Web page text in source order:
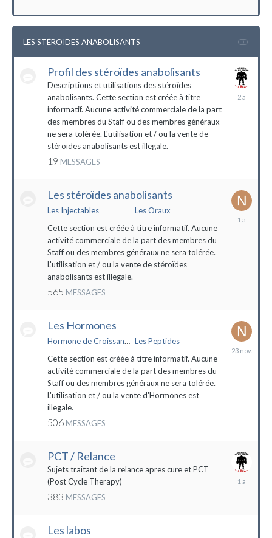
LES STÉROÏDES ANABOLISANTS
Profil des stéroïdes anabolisants
Descriptions et utilisations des stéroïdes
anabolisants. Cette section est créée à titre
informatif. Aucune activité commerciale de la part
des membres du Staff ou des membres généraux
ne sera tolérée. L'utilisation et / ou la vente de
stéroïdes anabolisants est illegale.
19 MESSAGES
26
Les stéroïdes anabolisants
Les Injectables
Les Oraux
Cette section est créée à titre informatif. Aucune
activité commerciale de la part des membres du
Staff ou des membres généraux ne sera tolérée.
L'utilisation et / ou la vente de stéroïdes
anabolisants est illegale.
565 MESSAGES
Les Hormones
Hormone de Croissance (HGH) Les Peptides
Cette section est créée à titre informatif. Aucune
activité commerciale de la part des membres du
Staff ou des membres généraux ne sera tolérée.
L'utilisation et / ou la vente d'Hormones est
illegale.
506 MESSAGES
23
PCT / Relance
Sujets traitant de la relance apres cure et PCT
(Post Cycle Therapy)
383 MESSAGES
13
Les labos